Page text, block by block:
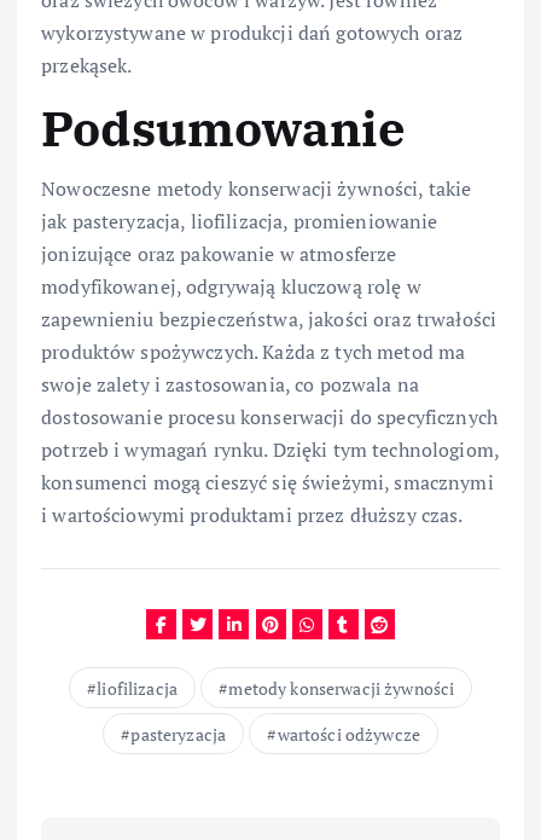
wykorzystywane w produkcji dań gotowych oraz
przekąsek.
Podsumowanie
Nowoczesne metody konserwacji żywności, takie
jak pasteryzacja, liofilizacja, promieniowanie
jonizujące oraz pakowanie w atmosferze
modyfikowanej, odgrywają kluczową rolę w
zapewnieniu bezpieczeństwa, jakości oraz trwałości
produktów spożywczych. Każda z tych metod ma
swoje zalety i zastosowania, co pozwala na
dostosowanie procesu konserwacji do specyficznych
potrzeb i wymagań rynku. Dzięki tym technologiom,
konsumenci mogą cieszyć się świeżymi, smacznymi
i wartościowymi produktami przez dłuższy czas.
liofilizacja
metody konserwacji żywności
pasteryzacja
wartości odżywcze